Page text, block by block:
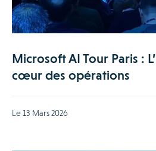
Microsoft AI Tour Paris :
cœur des opérations
Le 13 Mars 2026